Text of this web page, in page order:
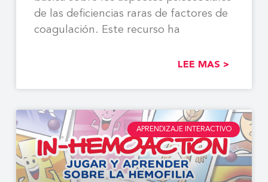
de las deficiencias raras de factores de
coagulación. Este recurso ha
LEE MAS >
APRENDIZAJE INTERACTIVO